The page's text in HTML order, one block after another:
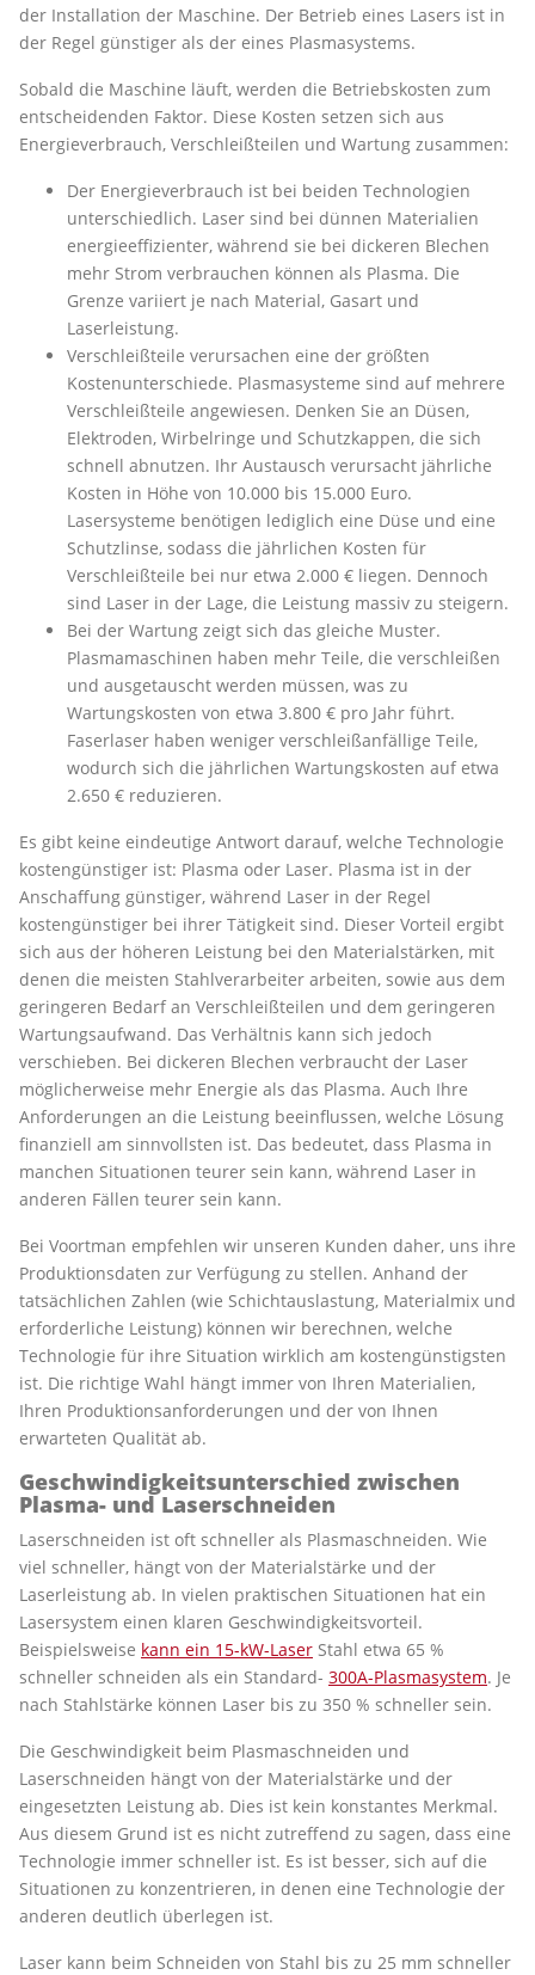
der Installation der Maschine. Der Betrieb eines Lasers ist in
der Regel günstiger als der eines Plasmasystems.
Sobald die Maschine läuft, werden die Betriebskosten zum
entscheidenden Faktor. Diese Kosten setzen sich aus
Energieverbrauch, Verschleißteilen und Wartung zusammen:
Der Energieverbrauch ist bei beiden Technologien
unterschiedlich. Laser sind bei dünnen Materialien
energieeffizienter, während sie bei dickeren Blechen
mehr Strom verbrauchen können als Plasma. Die
Grenze variiert je nach Material, Gasart und
Laserleistung.
Verschleißteile verursachen eine der größten
Kostenunterschiede. Plasmasysteme sind auf mehrere
Verschleißteile angewiesen. Denken Sie an Düsen,
Elektroden, Wirbelringe und Schutzkappen, die sich
schnell abnutzen. Ihr Austausch verursacht jährliche
Kosten in Höhe von 10.000 bis 15.000 Euro.
Lasersysteme benötigen lediglich eine Düse und eine
Schutzlinse, sodass die jährlichen Kosten für
Verschleißteile bei nur etwa 2.000 € liegen. Dennoch
sind Laser in der Lage, die Leistung massiv zu steigern.
Bei der Wartung zeigt sich das gleiche Muster.
Plasmamaschinen haben mehr Teile, die verschleißen
und ausgetauscht werden müssen, was zu
Wartungskosten von etwa 3.800 € pro Jahr führt.
Faserlaser haben weniger verschleißanfällige Teile,
wodurch sich die jährlichen Wartungskosten auf etwa
2.650 € reduzieren.
Es gibt keine eindeutige Antwort darauf, welche Technologie
kostengünstiger ist: Plasma oder Laser. Plasma ist in der
Anschaffung günstiger, während Laser in der Regel
kostengünstiger bei ihrer Tätigkeit sind. Dieser Vorteil ergibt
sich aus der höheren Leistung bei den Materialstärken, mit
denen die meisten Stahlverarbeiter arbeiten, sowie aus dem
geringeren Bedarf an Verschleißteilen und dem geringeren
Wartungsaufwand. Das Verhältnis kann sich jedoch
verschieben. Bei dickeren Blechen verbraucht der Laser
möglicherweise mehr Energie als das Plasma. Auch Ihre
Anforderungen an die Leistung beeinflussen, welche Lösung
finanziell am sinnvollsten ist. Das bedeutet, dass Plasma in
manchen Situationen teurer sein kann, während Laser in
anderen Fällen teurer sein kann.
Bei Voortman empfehlen wir unseren Kunden daher, uns ihre
Produktionsdaten zur Verfügung zu stellen. Anhand der
tatsächlichen Zahlen (wie Schichtauslastung, Materialmix und
erforderliche Leistung) können wir berechnen, welche
Technologie für ihre Situation wirklich am kostengünstigsten
ist. Die richtige Wahl hängt immer von Ihren Materialien,
Ihren Produktionsanforderungen und der von Ihnen
erwarteten Qualität ab.
Geschwindigkeitsunterschied zwischen
Plasma- und Laserschneiden
Laserschneiden ist oft schneller als Plasmaschneiden. Wie
viel schneller, hängt von der Materialstärke und der
Laserleistung ab. In vielen praktischen Situationen hat ein
Lasersystem einen klaren Geschwindigkeitsvorteil.
Beispielsweise kann ein 15-kW-Laser Stahl etwa 65 %
schneller schneiden als ein Standard- 300A-Plasmasystem. Je
nach Stahlstärke können Laser bis zu 350 % schneller sein.
Die Geschwindigkeit beim Plasmaschneiden und
Laserschneiden hängt von der Materialstärke und der
eingesetzten Leistung ab. Dies ist kein konstantes Merkmal.
Aus diesem Grund ist es nicht zutreffend zu sagen, dass eine
Technologie immer schneller ist. Es ist besser, sich auf die
Situationen zu konzentrieren, in denen eine Technologie der
anderen deutlich überlegen ist.
Laser kann beim Schneiden von Stahl bis zu 25 mm schneller